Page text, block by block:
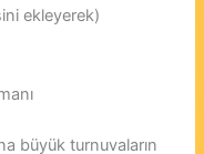
ekleyerek)
büyük turnuvaların